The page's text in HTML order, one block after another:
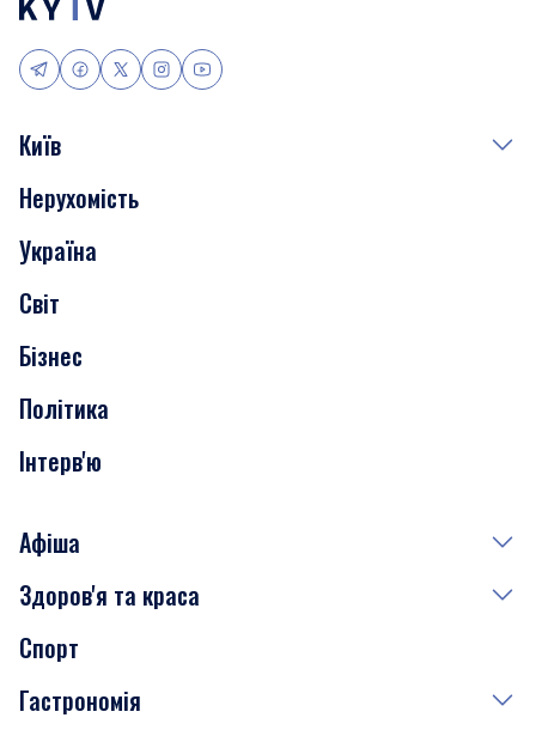
Київ
Події
Скандали
Нерухомість
Транспорт
Нерухомість
Україна
Світ
Бізнес
Політика
Інтерв'ю
Афіша
Сьогодні
Завтра
Субота
Здоров'я та краса
Медицина
Краса
Спорт
Гастрономія